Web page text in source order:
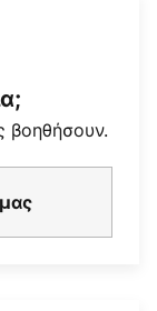
βοηθήσουν.